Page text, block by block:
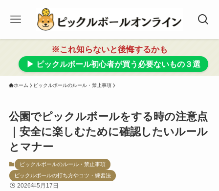
※これ知らないと後悔するかも
▶ ピックルボール初心者が買う必要ないもの３選
ホーム ピックルボールのルール・禁止事項
公園でピックルボールをする時の注意点
｜安全に楽しむために確認したいルール
とマナー
ピックルボールのルール・禁止事項
ピックルボールの打ち方やコツ・練習法
2026年5月17日